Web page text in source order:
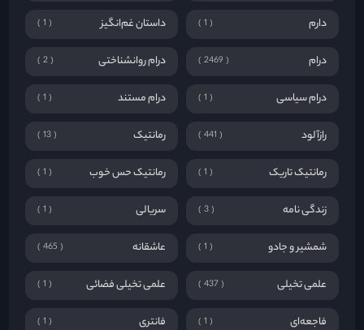
زندگی نامه 3 سریالی 1
شمشیر و جادو 1 عاشقانه 465
علمی تخیلی 437 علمی تخیلی فضائی 1
فاجعه‌ای فانتری 1
فانتزی 439 فرانسه 1
فیلم نوآر 1 کمدی 1214
کمدی تاریک 2 کمدی دو نفره 2
کوتاه 28 گنگستری 1
ماجراجویی 1040 ماجراجویی بیابانی 1